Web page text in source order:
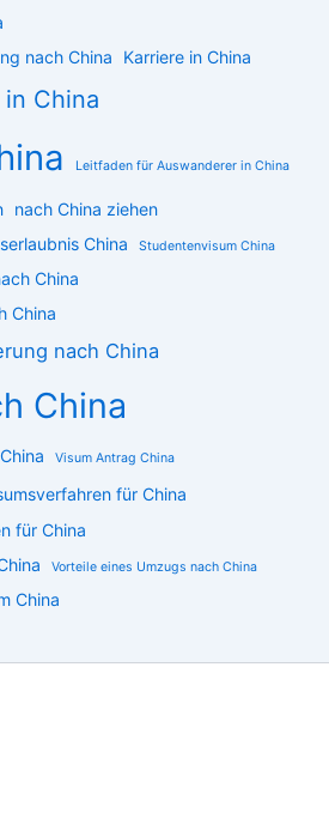
nach China
Karriere in China
China
Leitfaden für Auswanderer in China
nach China ziehen
China
Studentenvisum China
China
China
nach China
China
Visum Antrag China
für China
für China
Vorteile eines Umzugs nach China
China